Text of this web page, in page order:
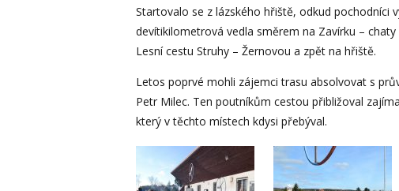
Startovalo se z lázského hřiště, odkud pochodníci
devítikilometrová vedla směrem na Zavírku –
Lesní cestu Struhy – Žernovou a zpět na hřiště.
Letos poprvé mohli zájemci trasu absolvovat s
Petr Milec. Ten poutníkům cestou přibližoval
který v těchto místech kdysi přebýval.